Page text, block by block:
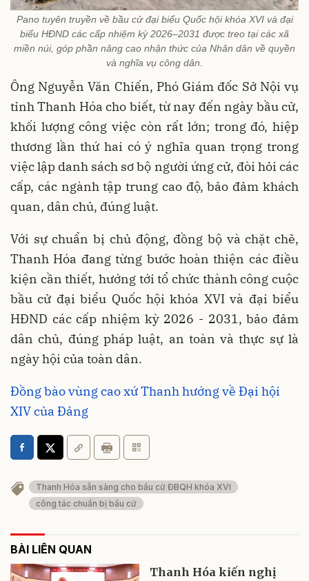
Pano tuyên truyền về bầu cử đại biểu Quốc hội khóa XVI và đại
biểu HĐND các cấp nhiệm kỳ 2026–2031 được treo tại các xã
miền núi, góp phần nâng cao nhận thức của Nhân dân về quyền
và nghĩa vụ công dân.
Ông Nguyễn Văn Chiến, Phó Giám đốc Sở Nội vụ
tỉnh Thanh Hóa cho biết, từ nay đến ngày bầu cử,
khối lượng công việc còn rất lớn; trong đó, hiệp
thương lần thứ hai có ý nghĩa quan trọng trong
việc lập danh sách sơ bộ người ứng cử, đòi hỏi các
cấp, các ngành tập trung cao độ, bảo đảm khách
quan, dân chủ, đúng luật.
Với sự chuẩn bị chủ động, đồng bộ và chặt chẽ,
Thanh Hóa đang từng bước hoàn thiện các điều
kiện cần thiết, hướng tới tổ chức thành công cuộc
bầu cử đại biểu Quốc hội khóa XVI và đại biểu
HĐND các cấp nhiệm kỳ 2026 - 2031, bảo đảm
dân chủ, đúng pháp luật, an toàn và thực sự là
ngày hội của toàn dân.
Đồng bào vùng cao xứ Thanh hướng về Đại hội
XIV của Đảng
Thanh Hóa sẵn sàng cho bầu cử ĐBQH khóa XVI
công tác chuẩn bị bầu cử
BÀI LIÊN QUAN
Thanh Hóa kiến nghị